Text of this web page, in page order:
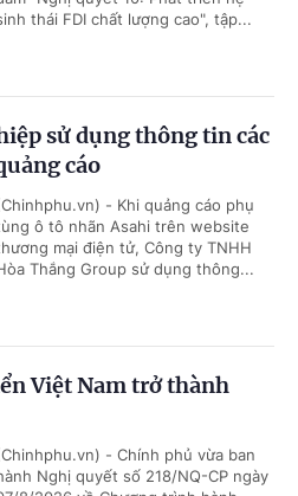
thái FDI chất lượng cao", tập...
sử dụng thông tin các
cáo
- Khi quảng cáo phụ
ô tô nhãn Asahi trên website
mại điện tử, Công ty TNHH
Thắng Group sử dụng thông...
Việt Nam trở thành
- Chính phủ vừa ban
Nghị quyết số 218/NQ-CP ngày